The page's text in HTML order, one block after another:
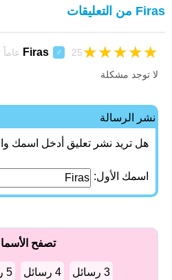
Firas من التعليقات
Firas ♂ 25 عاماً 20-04-2020 ★
★
★
★
★
لا توجد مشكلة
نشر الرسالة
هل تريد نشر تعليق أدخل اسمك
اسمك الأول:
تصفح
3 رسائل 4 رسائل 5 رسائل